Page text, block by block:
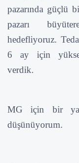
pazarında güçlü
pazarı
hedefliyoruz.
6 ay için
verdik.
MG için bir
düşünüyorum.